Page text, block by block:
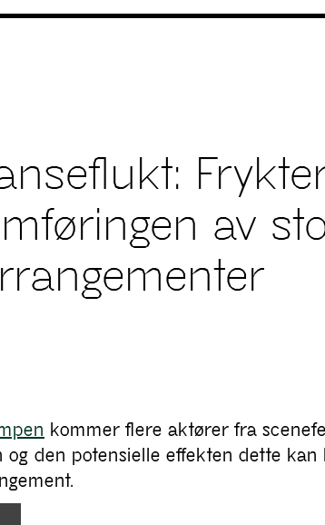
av
kommer flere aktører fra
den potensielle effekten dette